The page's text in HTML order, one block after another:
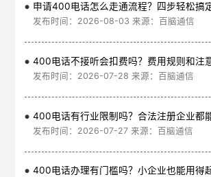
申请400电话怎么走通流程？四步轻松搞
发布时间：2026-08-03 来源：百脑通信
400电话不接听会扣费吗？费用规则和注
发布时间：2026-07-28 来源：百脑通信
400电话有行业限制吗？合法注册企业都
发布时间：2026-07-27 来源：百脑通信
400电话办理有门槛吗？小企业也能用得